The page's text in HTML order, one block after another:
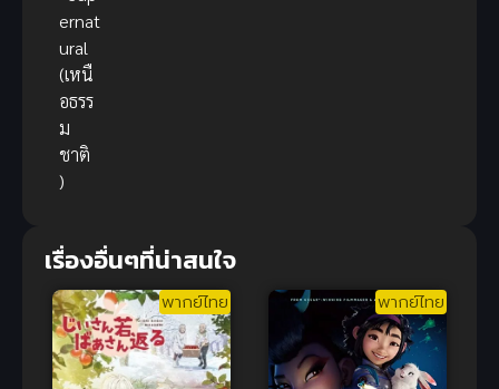
ernat
ural
(เหนื
อธรร
ม
ชาติ
)
เรื่องอื่นๆที่น่าสนใจ
พากย์ไทย พากย์ไทย